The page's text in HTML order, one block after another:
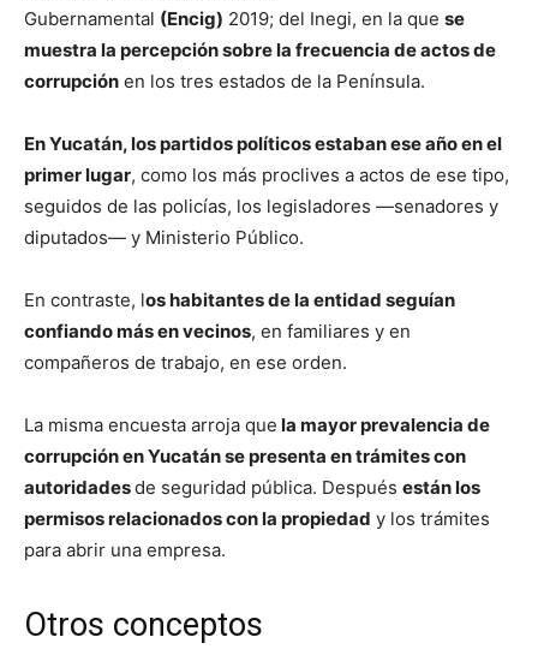
Gubernamental (Encig) 2019; del Inegi, en la que se
muestra la percepción sobre la frecuencia de actos de
corrupción en los tres estados de la Península.
En Yucatán, los partidos políticos estaban ese año en el
primer lugar, como los más proclives a actos de ese tipo,
seguidos de las policías, los legisladores —senadores y
diputados— y Ministerio Público.
En contraste, los habitantes de la entidad seguían
confiando más en vecinos, en familiares y en
compañeros de trabajo, en ese orden.
La misma encuesta arroja que la mayor prevalencia de
corrupción en Yucatán se presenta en trámites con
autoridadesde seguridad pública. Después están los
permisos relacionados con la propiedad y los trámites
para abrir una empresa.
Otros conceptos